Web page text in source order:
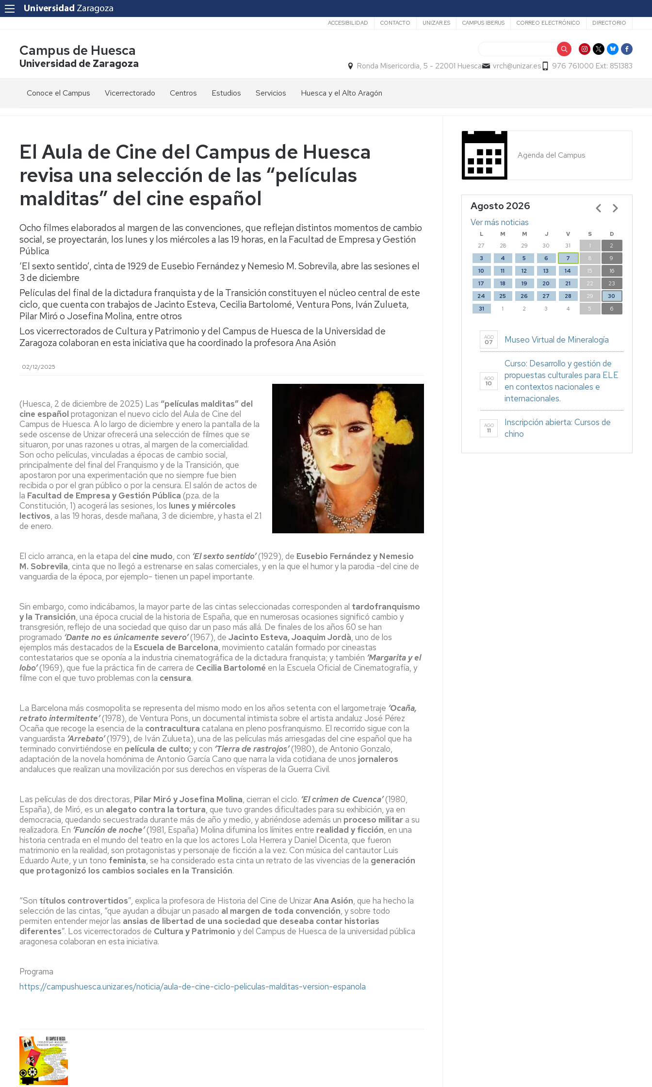
Secundario
ACCESIBILIDAD CONTACTO UNIZAR.ES CAMPUS IBERUS CORREO ELECTRÓNICO DIRECTORIO
Campus de Huesca
Universidad de Zaragoza Ronda Misericordia, 5 - 22001 Huesca vrch@unizar.es 976 761000 Ext: 851383
Conoce el Campus
Vicerrectora
de
Gobierno
Dónde
Imágenes
Documentos
de
referencia/Normativa
Get
to
know
us
Vicerrectorado
el
Lenguas
Cursos
de
Español
lengua
Extranjera
de
la
en
el
Campus
de
Huesca
Servicios
Secretaría
del
Vicerrectorado
Servicio
de
Orientación
Empleo
Cultura,
Comunicación
e
Imagen
Actividades
Culturales
Comunicación
e
Informática
y
comunicaciones
Servicio
de
Mantenimiento
Conserjería
y
correo
interno
Unizar
en
el
Campus
Calidad
Centros Estudios
Estudios
postgrado
Formación
permanente
Servicios Huesca y el Alto Aragón
Medios
de
Turismo
En
el
Alto
Aragón
Espacios
naturales
Servicios
jóvenes
El Aula de Cine del Campus de Huesca
revisa una selección de las “películas
malditas” del cine español
Ocho filmes elaborados al margen de las convenciones, que reflejan distintos momentos de cambio
social, se proyectarán, los lunes y los miércoles a las 19 horas, en la Facultad de Empresa y Gestión
Pública
‘El sexto sentido’, cinta de 1929 de Eusebio Fernández y Nemesio M. Sobrevila, abre las sesiones el
3 de diciembre
Películas del final de la dictadura franquista y de la Transición constituyen el núcleo central de este
ciclo, que cuenta con trabajos de Jacinto Esteva, Cecilia Bartolomé, Ventura Pons, Iván Zulueta,
Pilar Miró o Josefina Molina, entre otros
Los vicerrectorados de Cultura y Patrimonio y del Campus de Huesca de la Universidad de
Zaragoza colaboran en esta iniciativa que ha coordinado la profesora Ana Asión
02/12/2025
(Huesca, 2 de diciembre de 2025) Las “películas malditas” del
cine español protagonizan el nuevo ciclo del Aula de Cine del
Campus de Huesca. A lo largo de diciembre y enero la pantalla de la
sede oscense de Unizar ofrecerá una selección de filmes que se
situaron, por unas razones u otras, al margen de la comercialidad.
Son ocho películas, vinculadas a épocas de cambio social,
principalmente del final del Franquismo y de la Transición, que
apostaron por una experimentación que no siempre fue bien
recibida o por el gran público o por la censura. El salón de actos de
la Facultad de Empresa y Gestión Pública (pza. de la
Constitución, 1) acogerá las sesiones, los lunes y miércoles
lectivos, a las 19 horas, desde mañana, 3 de diciembre, y hasta el 21
de enero.
El ciclo arranca, en la etapa del cine mudo, con ‘El sexto sentido’(1929), de Eusebio Fernández y Nemesio
M. Sobrevila, cinta que no llegó a estrenarse en salas comerciales, y en la que el humor y la parodia -del cine de
vanguardia de la época, por ejemplo- tienen un papel importante.
Sin embargo, como indicábamos, la mayor parte de las cintas seleccionadas corresponden al tardofranquismo
y la Transición, una época crucial de la historia de España, que en numerosas ocasiones significó cambio y
transgresión, reflejo de una sociedad que quiso dar un paso más allá. De finales de los años 60 se han
programado ‘Dante no es únicamente severo’(1967), de Jacinto Esteva, Joaquim Jordà, uno de los
ejemplos más destacados de la Escuela de Barcelona, movimiento catalán formado por cineastas
contestatarios que se oponía a la industria cinematográfica de la dictadura franquista; y también ‘Margarita y el
lobo’(1969), que fue la práctica fin de carrera de Cecilia Bartolomé en la Escuela Oficial de Cinematografía, y
filme con el que tuvo problemas con la censura.
La Barcelona más cosmopolita se representa del mismo modo en los años setenta con el largometraje ‘Ocaña,
retrato intermitente’(1978), de Ventura Pons, un documental intimista sobre el artista andaluz José Pérez
Ocaña que recoge la esencia de la contracultura catalana en pleno posfranquismo. El recorrido sigue con la
vanguardista ‘Arrebato’(1979), de Iván Zulueta), una de las películas más arriesgadas del cine español que ha
terminado convirtiéndose en película de culto; y con ‘Tierra de rastrojos’(1980), de Antonio Gonzalo,
adaptación de la novela homónima de Antonio García Cano que narra la vida cotidiana de unos jornaleros
andaluces que realizan una movilización por sus derechos en vísperas de la Guerra Civil.
Las películas de dos directoras, Pilar Miró y Josefina Molina, cierran el ciclo. ‘El crimen de Cuenca’(1980,
España), de Miró, es un alegato contra la tortura, que tuvo grandes dificultades para su exhibición, ya en
democracia, quedando secuestrada durante más de año y medio, y abriéndose además un proceso militar a su
realizadora. En ‘Función de noche’(1981, España) Molina difumina los límites entre realidad y ficción, en una
historia centrada en el mundo del teatro en la que los actores Lola Herrera y Daniel Dicenta, que fueron
matrimonio en la realidad, son protagonistas y personaje de ficción a la vez. Con música del cantautor Luis
Eduardo Aute, y un tono feminista, se ha considerado esta cinta un retrato de las vivencias de la generación
que protagonizó los cambios sociales en la Transición.
“Son títulos controvertidos”, explica la profesora de Historia del Cine de UnizarAna Asión, que ha hecho la
selección de las cintas, “que ayudan a dibujar un pasado al margen de toda convención, y sobre todo
permiten entender mejor las ansias de libertad de una sociedad que deseaba contar historias
diferentes”. Los vicerrectorados de Cultura y Patrimonio y del Campus de Huesca de la universidad pública
aragonesa colaboran en esta iniciativa.
Programa
https://campushuesca.unizar.es/noticia/aula-de-cine-ciclo-peliculas-malditas-version-espanola
Agenda del Campus
Agosto 2026
L M M J V S
D
27
28 29 30 31 1
2
3
4 5 6 7 8
9
10
11 12 13 14 15
16
17
18 19 20 21 22
23
24
25 26 27 28 29
30
31
1 2 3 4 5 6
Paginación
Ver más noticias
AGO
07 Museo Virtual de Mineralogía
AGO
10
Curso: Desarrollo y gestión de
propuestas culturales para ELE
en contextos nacionales e
internacionales.
AGO
11
Inscripción abierta: Cursos de
chino